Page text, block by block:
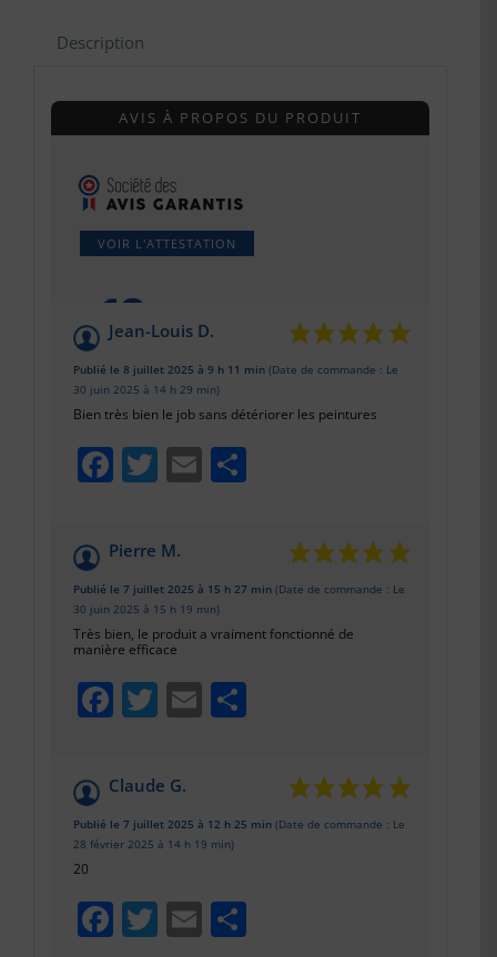
Description
AVIS À PROPOS DU PRODUIT
VOIR L'ATTESTATION
10/10
Basé sur 3 avis
Jean-Louis D.
Publié le 8 juillet 2025 à 9 h 11 min (Date de commande : Le
30 juin 2025 à 14 h 29 min)
Bien très bien le job sans détériorer les peintures
Facebook Twitter Email
Pierre M.
Publié le 7 juillet 2025 à 15 h 27 min (Date de commande : Le
30 juin 2025 à 15 h 19 min)
Très bien, le produit a vraiment fonctionné de
manière efficace
Facebook Twitter Email
Claude G.
Publié le 7 juillet 2025 à 12 h 25 min (Date de commande : Le
28 février 2025 à 14 h 19 min)
20
Facebook Twitter Email